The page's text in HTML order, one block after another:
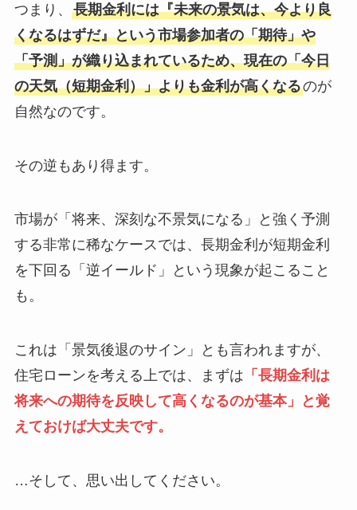
つまり、 長期金利には『未来の景気は、今より良
くなるはずだ』という市場参加者の「期待」や
「予測」が織り込まれているため、現在の「今日
の天気（短期金利）」よりも金利が高くなるのが
自然なのです。
その逆もあり得ます。
市場が「将来、深刻な不景気になる」と強く予測
する非常に稀なケースでは、長期金利が短期金利
を下回る「逆イールド」という現象が起こること
も。
これは「景気後退のサイン」とも言われますが、
住宅ローンを考える上では、まずは 「長期金利は
将来への期待を反映して高くなるのが基本」と覚
えておけば大丈夫です。
…そして、思い出してください。